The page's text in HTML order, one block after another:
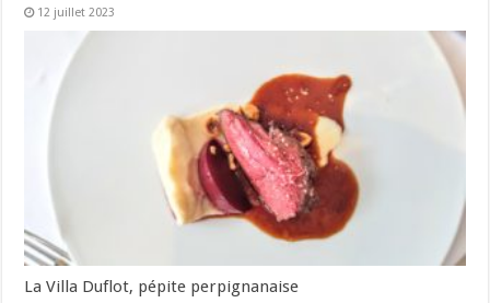
12 juillet 2023
La Villa Duflot, pépite perpignanaise